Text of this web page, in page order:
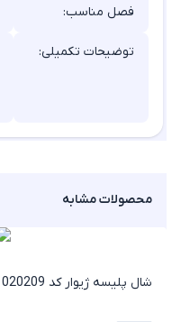
فصل مناسب:
توضیحات تکمیلی:
محصولات مشابه
شال پلیسه ژیوار کد 1020209